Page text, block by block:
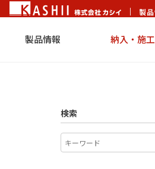
製品情報 納入・施
検索